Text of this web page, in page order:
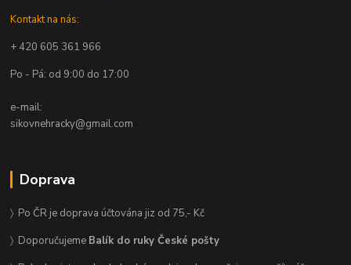
Kontakt na nás:
+ 420 605 361 966
Po - Pá: od 9:00 do 17:00
e-mail:
sikovnehracky@gmail.com
Doprava
〉 Po ČR je doprava účtována jiz od 75,- Kč
〉 Doporučujeme Balík do ruky České pošty